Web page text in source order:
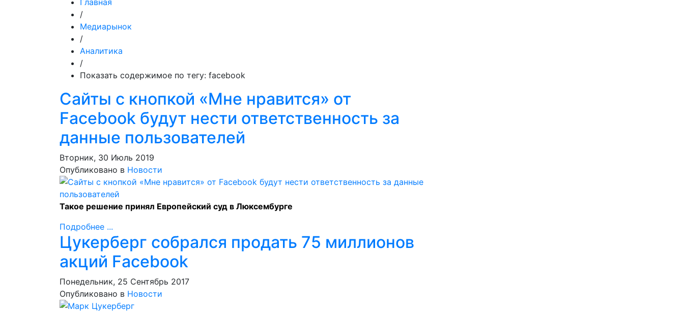
Главная
/
Медиарынок
/
Аналитика
/
Показать содержимое по тегу: facebook
Сайты с кнопкой «Мне нравится» от
Facebook будут нести ответственность за
данные пользователей
Вторник, 30 Июль 2019
Опубликовано в Новости
Такое решение принял Европейский суд в Люксембурге
Подробнее ...
Цукерберг собрался продать 75 миллионов
акций Facebook
Понедельник, 25 Сентябрь 2017
Опубликовано в Новости